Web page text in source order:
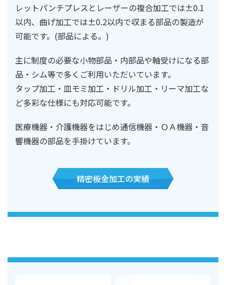
レットパンチプレスとレーザーの複合加工では±0.1
以内、曲げ加工では±0.2以内で収まる部品の製造が
可能です。(部品による。)
主に制度の必要な小物部品・内部品や軸受けになる部
品・シム等で多くご利用いただいています。
タップ加工・皿モミ加工・ドリル加工・リーマ加工な
ど多彩な仕様にも対応可能です。
医療機器・介護機器をはじめ通信機器・ＯＡ機器・音
響機器の部品を手掛けています。
精密板金加工の実績